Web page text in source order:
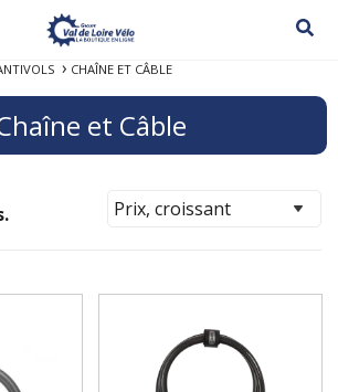
CHAÎNE ET CÂBLE
et Câble